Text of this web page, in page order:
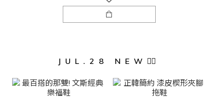
JUL.28 NEW❤️‍🔥